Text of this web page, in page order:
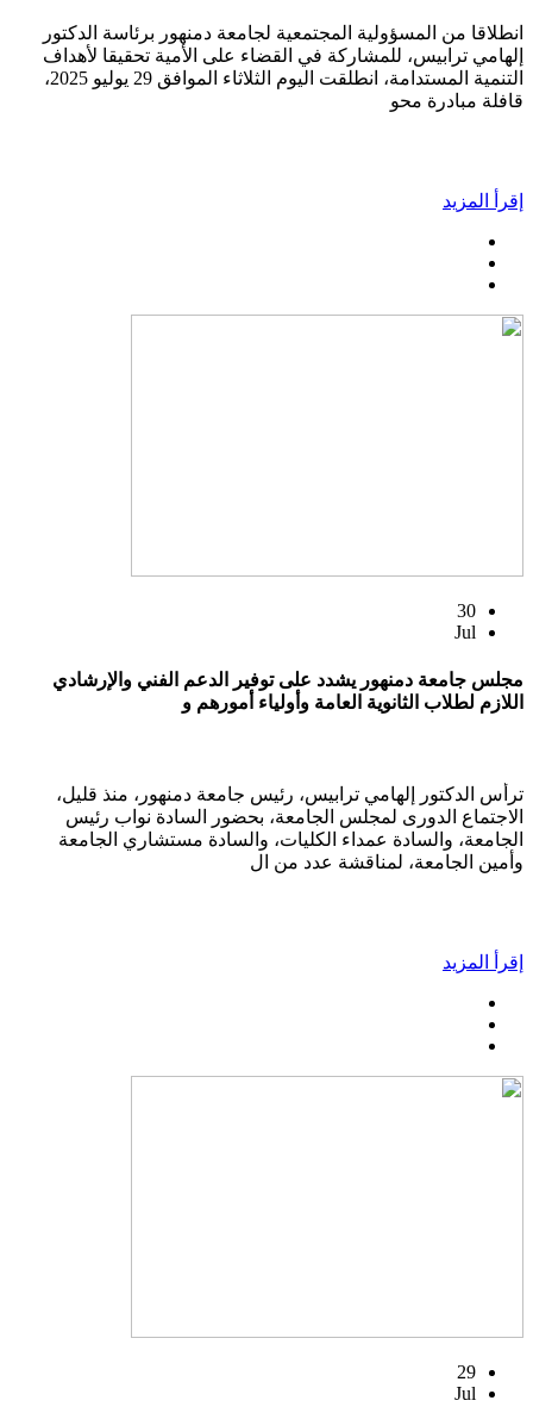
انطلاقا من المسؤولية المجتمعية لجامعة دمنهور برئاسة الدكتور
إلهامي ترابيس، للمشاركة في القضاء على الأمية تحقيقا لأهداف
التنمية المستدامة، انطلقت اليوم الثلاثاء الموافق 29 يوليو 2025،
قافلة مبادرة محو
إقرأ المزيد
30
Jul
مجلس جامعة دمنهور يشدد على توفير الدعم الفني والإرشادي
اللازم لطلاب الثانوية العامة وأولياء أمورهم و
ترأس الدكتور إلهامي ترابيس، رئيس جامعة دمنهور، منذ قليل،
الاجتماع الدورى لمجلس الجامعة، بحضور السادة نواب رئيس
الجامعة، والسادة عمداء الكليات، والسادة مستشاري الجامعة
وأمين الجامعة، لمناقشة عدد من ال
إقرأ المزيد
29
Jul